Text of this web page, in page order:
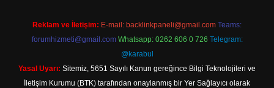
Reklam ve İletişim: E-mail: backlinkpaneli@gmail.com Teams:
forumhizmeti@gmail.com Whatsapp: 0262 606 0 726 Telegram:
@karabul
Yasal Uyarı: Sitemiz, 5651 Sayılı Kanun gereğince Bilgi Teknolojileri ve
İletişim Kurumu (BTK) tarafından onaylanmış bir Yer Sağlayıcı olarak